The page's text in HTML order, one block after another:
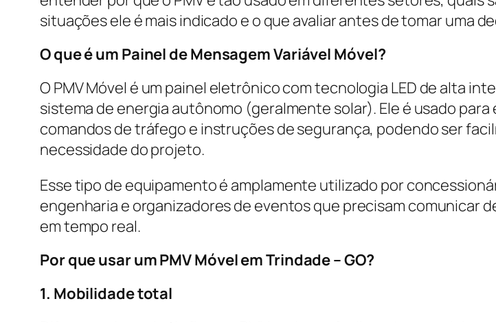
situações ele é mais indicado e o que avaliar antes de tomar uma
O que é um Painel de Mensagem Variável Móvel?
O PMV Móvel é um painel eletrônico com tecnologia LED de alta
sistema de energia autônomo (geralmente solar). Ele é usado
comandos de tráfego e instruções de segurança, podendo ser
necessidade do projeto.
Esse tipo de equipamento é amplamente utilizado por
engenharia e organizadores de eventos que precisam comunicar
em tempo real.
Por que usar um PMV Móvel em Trindade – GO?
1. Mobilidade total